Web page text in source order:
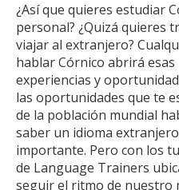
¿Así que quieres estudiar
personal? ¿Quizá quieres
viajar al extranjero?
hablar Córnico abrirá
experiencias y
las oportunidades que te
de la población mundial
saber un idioma extranjero
importante. Pero con los
de Language Trainers
seguir el ritmo de nuestro